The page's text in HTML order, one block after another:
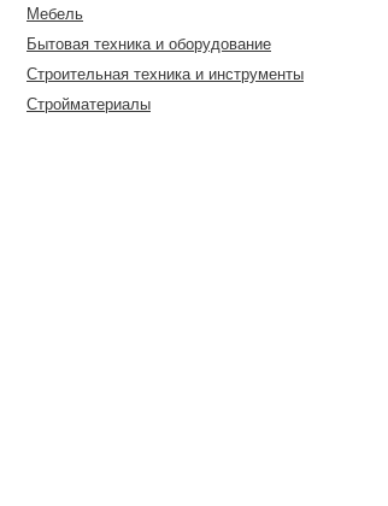
Мебель
Бытовая техника и оборудование
Строительная техника и инструменты
Стройматериалы